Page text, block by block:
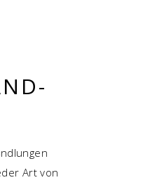
Art von